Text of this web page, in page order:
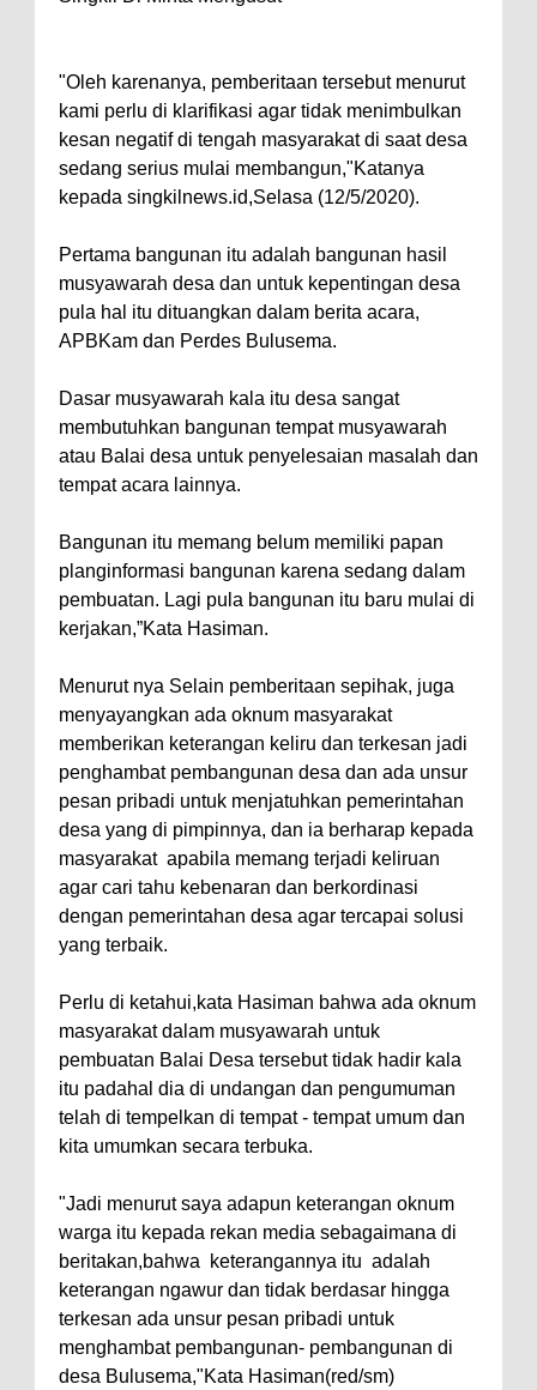
"Oleh karenanya, pemberitaan tersebut menurut
kami perlu di klarifikasi agar tidak menimbulkan
kesan negatif di tengah masyarakat di saat desa
sedang serius mulai membangun,"Katanya
kepada singkilnews.id,Selasa (12/5/2020).
Pertama bangunan itu adalah bangunan hasil
musyawarah desa dan untuk kepentingan desa
pula hal itu dituangkan dalam berita acara,
APBKam dan Perdes Bulusema.
Dasar musyawarah kala itu desa sangat
membutuhkan bangunan tempat musyawarah
atau Balai desa untuk penyelesaian masalah dan
tempat acara lainnya.
Bangunan itu memang belum memiliki papan
planginformasi bangunan karena sedang dalam
pembuatan. Lagi pula bangunan itu baru mulai di
kerjakan,”Kata Hasiman.
Menurut nya Selain pemberitaan sepihak, juga
menyayangkan ada oknum masyarakat
memberikan keterangan keliru dan terkesan jadi
penghambat pembangunan desa dan ada unsur
pesan pribadi untuk menjatuhkan pemerintahan
desa yang di pimpinnya, dan ia berharap kepada
masyarakat apabila memang terjadi keliruan
agar cari tahu kebenaran dan berkordinasi
dengan pemerintahan desa agar tercapai solusi
yang terbaik.
Perlu di ketahui,kata Hasiman bahwa ada oknum
masyarakat dalam musyawarah untuk
pembuatan Balai Desa tersebut tidak hadir kala
itu padahal dia di undangan dan pengumuman
telah di tempelkan di tempat - tempat umum dan
kita umumkan secara terbuka.
"Jadi menurut saya adapun keterangan oknum
warga itu kepada rekan media sebagaimana di
beritakan,bahwa
keterangannya itu adalah
keterangan ngawur dan tidak berdasar hingga
terkesan ada unsur pesan pribadi untuk
menghambat pembangunan- pembangunan di
desa Bulusema,"Kata Hasiman(red/sm)